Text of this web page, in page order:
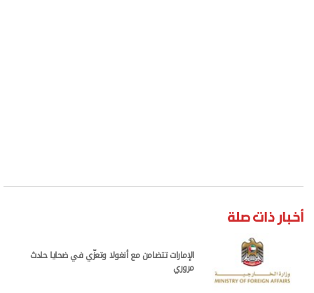
أخبار ذات صلة
الإمارات تتضامن مع أنغولا وتعزّي في ضحايا حادث
مروري